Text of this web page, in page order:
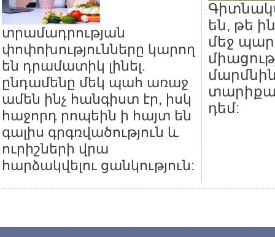
տրամադրության
փոփոխությունները կարող
են դրամատիկ լինել.
ընդամենը մեկ պահ առաջ
ամեն ինչ հանգիստ էր, իսկ
հաջորդ րոպեին ի հայտ են
գալիս գրգռվածություն և
ուրիշների վրա
հարձակվելու ցանկություն:
են, թե
մեջ
դեմ: